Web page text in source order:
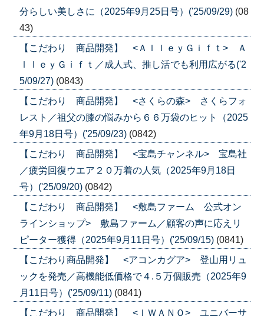
分らしい美しさに（2025年9月25日号）('25/09/29) (08
43)
【こだわり 商品開発】 <ＡｌｌｅｙＧｉｆｔ> Ａ
ｌｌｅｙＧｉｆｔ／成人式、推し活でも利用広がる('2
5/09/27) (0843)
【こだわり 商品開発】 <さくらの森> さくらフォ
レスト／祖父の膝の悩みから６６万袋のヒット（2025
年9月18日号）('25/09/23) (0842)
【こだわり 商品開発】 <宝島チャンネル> 宝島社
／疲労回復ウエア２０万着の人気（2025年9月18日
号）('25/09/20) (0842)
【こだわり 商品開発】 <敷島ファーム 公式オン
ラインショップ> 敷島ファーム／顧客の声に応えリ
ピーター獲得（2025年9月11日号）('25/09/15) (0841)
【こだわり商品開発】 <アコンカグア> 登山用リュ
ックを発売／高機能低価格で４.５万個販売（2025年9
月11日号）('25/09/11) (0841)
【こだわり 商品開発】 <ＩＷＡＮＯ> ユニバーサ